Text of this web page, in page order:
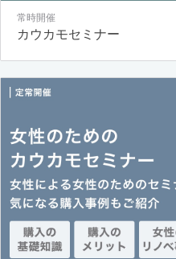
常時開催
カウカモセミナー